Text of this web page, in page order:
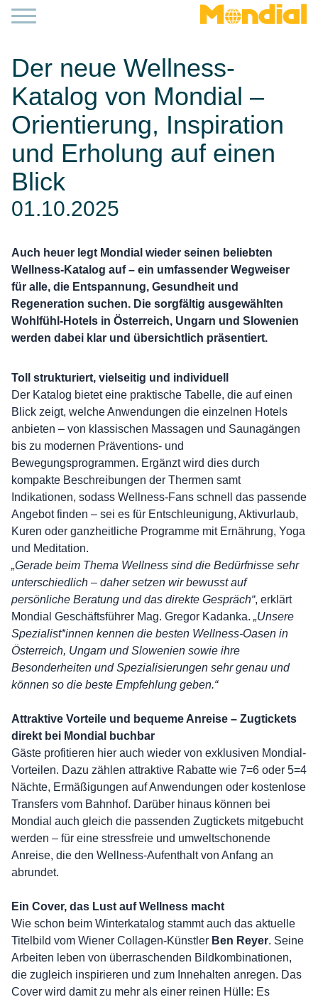
Der neue Wellness-
Katalog von Mondial –
Orientierung, Inspiration
und Erholung auf einen
Blick
01.10.2025
Auch heuer legt Mondial wieder seinen beliebten
Wellness-Katalog auf – ein umfassender Wegweiser
für alle, die Entspannung, Gesundheit und
Regeneration suchen. Die sorgfältig ausgewählten
Wohlfühl-Hotels in Österreich, Ungarn und Slowenien
werden dabei klar und übersichtlich präsentiert.
Toll strukturiert, vielseitig und individuell
Der Katalog bietet eine praktische Tabelle, die auf einen
Blick zeigt, welche Anwendungen die einzelnen Hotels
anbieten – von klassischen Massagen und Saunagängen
bis zu modernen Präventions- und
Bewegungsprogrammen. Ergänzt wird dies durch
kompakte Beschreibungen der Thermen samt
Indikationen, sodass Wellness-Fans schnell das passende
Angebot finden – sei es für Entschleunigung, Aktivurlaub,
Kuren oder ganzheitliche Programme mit Ernährung, Yoga
und Meditation.
„Gerade beim Thema Wellness sind die Bedürfnisse sehr
unterschiedlich – daher setzen wir bewusst auf
persönliche Beratung und das direkte Gespräch“, erklärt
Mondial Geschäftsführer Mag. Gregor Kadanka. „Unsere
Spezialist*innen kennen die besten Wellness-Oasen in
Österreich, Ungarn und Slowenien sowie ihre
Besonderheiten und Spezialisierungen sehr genau und
können so die beste Empfehlung geben.“
Attraktive Vorteile und bequeme Anreise – Zugtickets
direkt bei Mondial buchbar
Gäste profitieren hier auch wieder von exklusiven Mondial-
Vorteilen. Dazu zählen attraktive Rabatte wie 7=6 oder 5=4
Nächte, Ermäßigungen auf Anwendungen oder kostenlose
Transfers vom Bahnhof. Darüber hinaus können bei
Mondial auch gleich die passenden Zugtickets mitgebucht
werden – für eine stressfreie und umweltschonende
Anreise, die den Wellness-Aufenthalt von Anfang an
abrundet.
Ein Cover, das Lust auf Wellness macht
Wie schon beim Winterkatalog stammt auch das aktuelle
Titelbild vom Wiener Collagen-Künstler Ben Reyer. Seine
Arbeiten leben von überraschenden Bildkombinationen,
die zugleich inspirieren und zum Innehalten anregen. Das
Cover wird damit zu mehr als einer reinen Hülle: Es